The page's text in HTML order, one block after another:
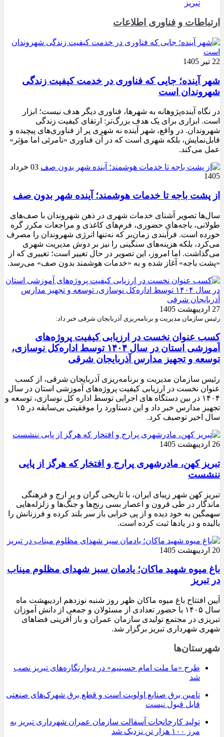
تبریز
ارتباطات و فناوری اطلاعات
22 تیر 1405
شهر آینده؛ جایی که فناوری در خدمت کیفیت زندگی
شهروندان است
در نگاه آینده‌پژوهانه به شهرها، فناوری دیگر هدف نیست؛ ابزار
است. ابزاری برای یک هدف بزرگ‌تر: ارتقای کیفیت زندگی
شهروندان. در واقع، شهر آینده نه شهری پر از فناوری‌های پیچیده و
قابل‌نمایش، بلکه شهری است که در آن فناوری «نامرئی اما مؤثر»
عمل می‌کند.
03 خرداد
1405
از پشت باجه تا خدمات هوشمند؛ آینده شهر بدون صف
سال‌ها تصویر آشنای خدمات شهری در ذهن شهروندان با صف‌های
طولانی، باجه‌های حضوری، فرم‌های کاغذی و مراجعات مکرر گره
خورده است. فرآیندی زمان‌بر که نه‌تنها انرژی شهروندان را مصرف
می‌کرد، بلکه هزینه‌های سنگینی را نیز بر دوش مدیریت شهری
می‌گذاشت. اما امروز، این تصویر در حال تغییر است؛ تغییری که از
«پشت باجه» آغاز شده و به «خدمات هوشمند بدون صف» می‌رسد.
27 اردیبهشت 1405
رئیس سازمان مدیریت و برنامه‌ریزی آذربایجان شرقی خبر داد:
کسب عنوان نخست در ارزیابی کیفیت پروژه‌های
آموزشی استان در سال ۱۴۰۴ توسط اداره‌کل نوسازی،
توسعه و تجهیز مدارس آذربایجان شرقی
رئیس سازمان مدیریت و برنامه‌ریزی آذربایجان شرقی، از کسب
عنوان نخست در ارزیابی کیفیت پروژه‌های آموزشی استان در سال
۱۴۰۴ در بین دستگاه های اجرایی توسط اداره کل نوسازی، توسعه و
تجهیز مدارس خبر داد و این دستاورد را موفقیتی بی‌سابقه در ۱۵
سال اخیر توصیف کرد.
26 اردیبهشت 1405
تبریز کهن، مادرشهری پرارج و افتخار که هرگز از پایی
ننشست
تبریز کهن شهر زیبای ایران، با تاریخی گران و پر ارج و فرهنگی
ماندگار در طی قرون و اعصار بسی رنج‌ها و جنگ‌ها و زلزله‌هایی
سهمگین به خود دیده و از پی خرابی باز سر بلند کرده و فرزنانش را
بالیده و در یادها ثبت کرده است.
20 اردیبهشت 1405
باغ میوه شهید ماکان؛ یادمان سبز شهدای مظلوم میناب
در تبریز
آیین افتتاح باغ میوه ماکان ظهر روز شنبه نوزدهم اردیبهشت ماه
سال ۱۴۰۵ با حضور تعدادی از مسئولان و جمعی از دانش آموزان
تبریزی در مجتمع تولیدی سازمان عمران و باز آفرینی فضاهای
شهری شهرداری تبریز برگزار شد.
شهرستان‌ها
طرح «ما ملت امام حسینیم» در دیوارنگاره‌های تبریز نصب
شد
تامین برق صنایع اولویت است و قطع برق شهرک‌های صنعتی
قابل قبول نیست
تولید کارخانجات آسفالت سازمان عمران شهرداری تبریز به
مرز ۱۰۰ هزار تن نزدیک شد